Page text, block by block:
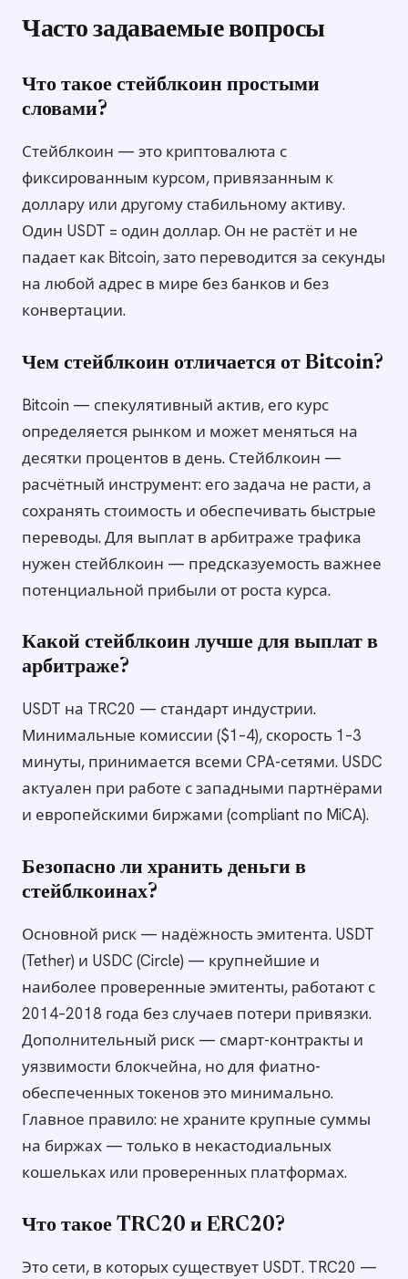
Часто задаваемые вопросы
Что такое стейблкоин простыми
словами?
Стейблкоин — это криптовалюта с
фиксированным курсом, привязанным к
доллару или другому стабильному активу.
Один USDT = один доллар. Он не растёт и не
падает как Bitcoin, зато переводится за секунды
на любой адрес в мире без банков и без
конвертации.
Чем стейблкоин отличается от Bitcoin?
Bitcoin — спекулятивный актив, его курс
определяется рынком и может меняться на
десятки процентов в день. Стейблкоин —
расчётный инструмент: его задача не расти, а
сохранять стоимость и обеспечивать быстрые
переводы. Для выплат в арбитраже трафика
нужен стейблкоин — предсказуемость важнее
потенциальной прибыли от роста курса.
Какой стейблкоин лучше для выплат в
арбитраже?
USDT на TRC20 — стандарт индустрии.
Минимальные комиссии ($1–4), скорость 1–3
минуты, принимается всеми CPA-сетями. USDC
актуален при работе с западными партнёрами
и европейскими биржами (compliant по MiCA).
Безопасно ли хранить деньги в
стейблкоинах?
Основной риск — надёжность эмитента. USDT
(Tether) и USDC (Circle) — крупнейшие и
наиболее проверенные эмитенты, работают с
2014–2018 года без случаев потери привязки.
Дополнительный риск — смарт-контракты и
уязвимости блокчейна, но для фиатно-
обеспеченных токенов это минимально.
Главное правило: не храните крупные суммы
на биржах — только в некастодиальных
кошельках или проверенных платформах.
Что такое TRC20 и ERC20?
Это сети, в которых существует USDT. TRC20 —